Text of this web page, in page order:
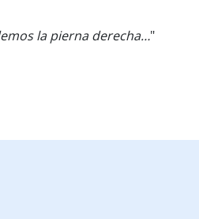
la pierna derecha…"